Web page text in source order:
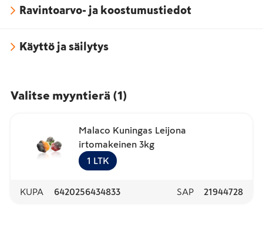
Ravintoarvo- ja koostumustiedot
Käyttö ja säilytys
Valitse myyntierä (1)
Malaco Kuningas Leijona
irtomakeinen 3kg
1 LTK
KUPA 6420256434833 SAP 21944728